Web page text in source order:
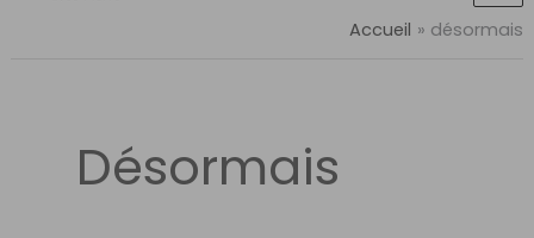
Accueil désormais
Désormais